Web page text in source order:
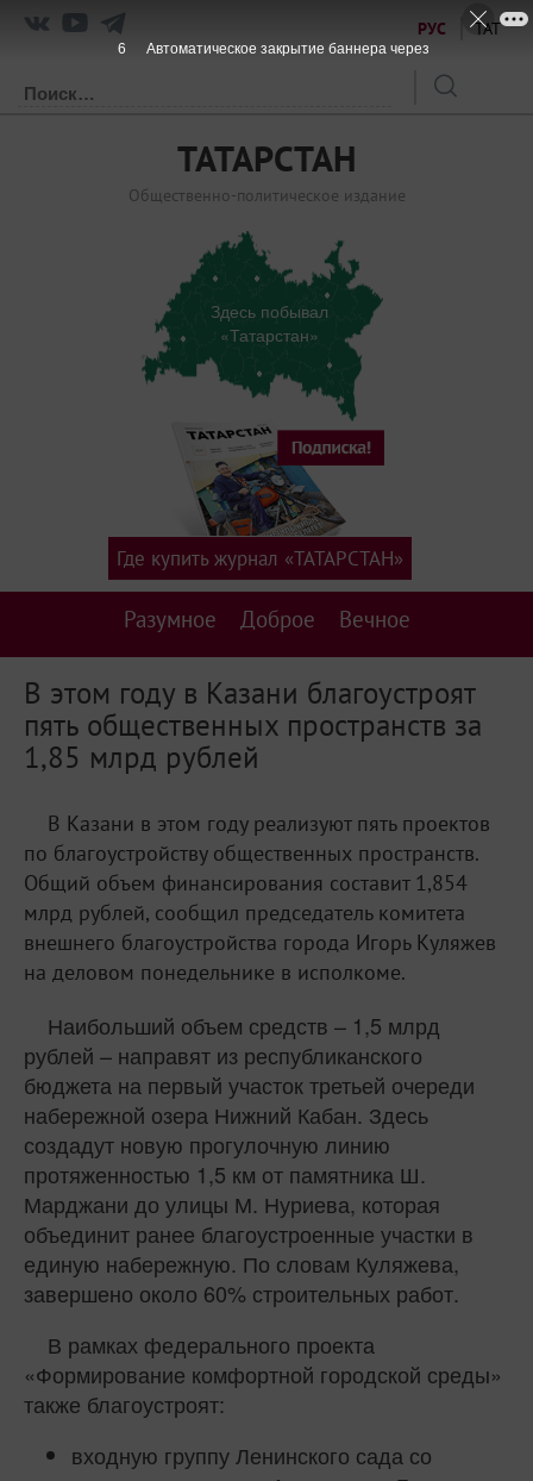
РУС ТАТ
ТАТАРСТАН
Общественно-политическое издание
Здесь побывал
«Татарстан»
Разумное Доброе Вечное
Где купить журнал «ТАТАРСТАН»
В этом году в Казани благоустроят
пять общественных пространств за
1,85 млрд рублей
В Казани в этом году реализуют пять проектов
по благоустройству общественных пространств.
Общий объем финансирования составит 1,854
млрд рублей, сообщил председатель комитета
внешнего благоустройства города Игорь Куляжев
на деловом понедельнике в исполкоме.
Наибольший объем средств – 1,5 млрд
рублей – направят из республиканского
бюджета на первый участок третьей очереди
набережной озера Нижний Кабан. Здесь
создадут новую прогулочную линию
протяженностью 1,5 км от памятника Ш.
Марджани до улицы М. Нуриева, которая
объединит ранее благоустроенные участки в
единую набережную. По словам Куляжева,
завершено около 60% строительных работ.
В рамках федерального проекта
«Формирование комфортной городской среды»
также благоустроят:
входную группу Ленинского сада со
6 Автоматическое закрытие баннера через